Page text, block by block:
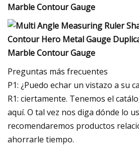
Preguntas más frecuentes
P1: ¿Puedo echar un vistazo a su
R1: ciertamente. Tenemos el
aquí. O tal vez nos diga dónde lo
recomendaremos productos
ahorrarle tiempo.